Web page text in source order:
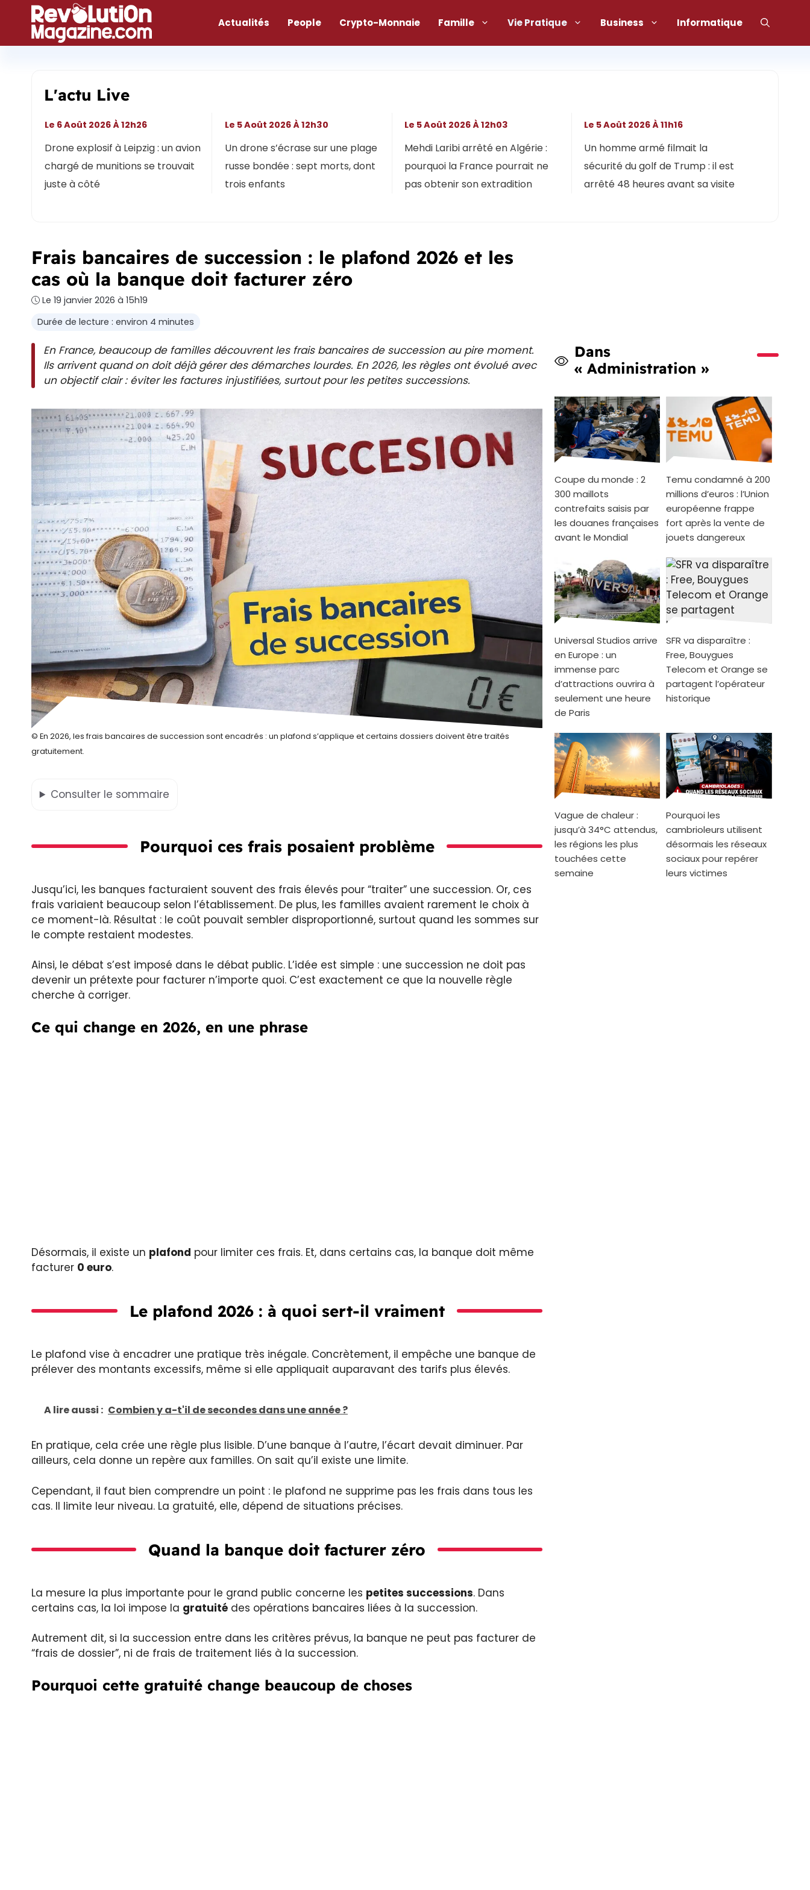
contenu
Actualités People Crypto-Monnaie Famille Vie Pratique Business Informatique
L'actu Live
Drone explosif à Leipzig : un avion
chargé de munitions se trouvait
juste à côté
Le 6 Août 2026 À 12h26
Un drone s’écrase sur une plage
russe bondée : sept morts, dont
trois enfants
Le 5 Août 2026 À 12h30
Mehdi Laribi arrêté en Algérie :
pourquoi la France pourrait ne
pas obtenir son extradition
Le 5 Août 2026 À 12h03
Un homme armé filmait la
sécurité du golf de Trump : il est
arrêté 48 heures avant sa visite
Le 5 Août 2026 À 11h16
Frais bancaires de succession : le plafond 2026 et les
cas où la banque doit facturer zéro
Le 19 janvier 2026 à 15h19
Durée de lecture : environ 4 minutes
En France, beaucoup de familles découvrent les frais bancaires de succession au pire moment.
Ils arrivent quand on doit déjà gérer des démarches lourdes. En 2026, les règles ont évolué avec
un objectif clair : éviter les factures injustifiées, surtout pour les petites successions.
© En 2026, les frais bancaires de succession sont encadrés : un plafond s’applique et certains dossiers doivent être traités
gratuitement.
Consulter le sommaire
Pourquoi ces frais posaient problème
Jusqu’ici, les banques facturaient souvent des frais élevés pour “traiter” une succession. Or, ces
frais variaient beaucoup selon l’établissement. De plus, les familles avaient rarement le choix à
ce moment-là. Résultat : le coût pouvait sembler disproportionné, surtout quand les sommes sur
le compte restaient modestes.
Ainsi, le débat s’est imposé dans le débat public. L’idée est simple : une succession ne doit pas
devenir un prétexte pour facturer n’importe quoi. C’est exactement ce que la nouvelle règle
cherche à corriger.
Ce qui change en 2026, en une phrase
Désormais, il existe un plafond pour limiter ces frais. Et, dans certains cas, la banque doit même
facturer 0 euro.
Le plafond 2026 : à quoi sert-il vraiment
Le plafond vise à encadrer une pratique très inégale. Concrètement, il empêche une banque de
prélever des montants excessifs, même si elle appliquait auparavant des tarifs plus élevés.
A lire aussi : Combien y a-t'il de secondes dans une année ?
En pratique, cela crée une règle plus lisible. D’une banque à l’autre, l’écart devait diminuer. Par
ailleurs, cela donne un repère aux familles. On sait qu’il existe une limite.
Cependant, il faut bien comprendre un point : le plafond ne supprime pas les frais dans tous les
cas. Il limite leur niveau. La gratuité, elle, dépend de situations précises.
Quand la banque doit facturer zéro
La mesure la plus importante pour le grand public concerne les petites successions. Dans
certains cas, la loi impose la gratuité des opérations bancaires liées à la succession.
Autrement dit, si la succession entre dans les critères prévus, la banque ne peut pas facturer de
“frais de dossier”, ni de frais de traitement liés à la succession.
Pourquoi cette gratuité change beaucoup de choses
Dans
« Administration »
Coupe du monde : 2
300 maillots
contrefaits saisis par
les douanes françaises
avant le Mondial
Temu condamné à 200
millions d’euros : l’Union
européenne frappe
fort après la vente de
jouets dangereux
Universal Studios arrive
en Europe : un
immense parc
d’attractions ouvrira à
seulement une heure
de Paris
SFR va disparaître :
Free, Bouygues
Telecom et Orange se
partagent l’opérateur
historique
Vague de chaleur :
jusqu’à 34°C attendus,
les régions les plus
touchées cette
semaine
Pourquoi les
cambrioleurs utilisent
désormais les réseaux
sociaux pour repérer
leurs victimes